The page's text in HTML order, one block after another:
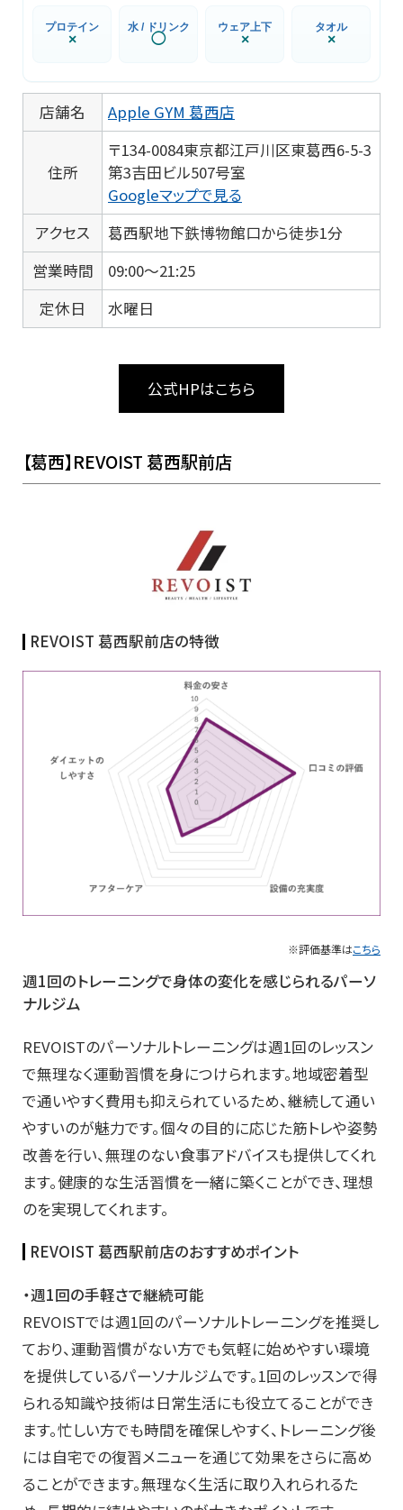
プロテイン
×
水 / ドリンク
◯
ウェア上下
×
タオル
×
店舗名 Apple GYM 葛西店
住所
〒134-0084東京都江戸川区東葛西6-5-3
第3吉田ビル507号室
Googleマップで見る
アクセス
葛西駅地下鉄博物館口から徒歩1分
営業時間
09:00～21:25
定休日
水曜日
公式HPはこちら
【葛西】REVOIST 葛西駅前店
REVOIST 葛西駅前店の特徴
※評価基準はこちら
週1回のトレーニングで身体の変化を感じられるパーソ
ナルジム
REVOISTのパーソナルトレーニングは週1回のレッスン
で無理なく運動習慣を身につけられます。地域密着型
で通いやすく費用も抑えられているため、継続して通い
やすいのが魅力です。個々の目的に応じた筋トレや姿勢
改善を行い、無理のない食事アドバイスも提供してくれ
ます。健康的な生活習慣を一緒に築くことができ、理想
のを実現してくれます。
REVOIST 葛西駅前店のおすすめポイント
・週1回の手軽さで継続可能
REVOISTでは週1回のパーソナルトレーニングを推奨し
ており、運動習慣がない方でも気軽に始めやすい環境
を提供しているパーソナルジムです。1回のレッスンで得
られる知識や技術は日常生活にも役立てることができ
ます。忙しい方でも時間を確保しやすく、トレーニング後
には自宅での復習メニューを通じて効果をさらに高め
ることができます。無理なく生活に取り入れられるた